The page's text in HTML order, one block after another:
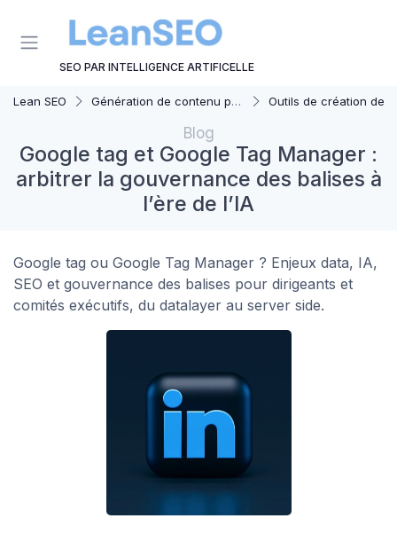
SEO PAR INTELLIGENCE ARTIFICELLE
Lean SEO Génération de contenu par AI Outils de création de contenu
Blog
Google tag et Google Tag Manager :
arbitrer la gouvernance des balises à
l’ère de l’IA
Google tag ou Google Tag Manager ? Enjeux data, IA,
SEO et gouvernance des balises pour dirigeants et
comités exécutifs, du datalayer au server side.